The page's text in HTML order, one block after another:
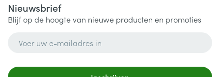
Nieuwsbrief
Blijf op de hoogte van nieuwe producten en promoties